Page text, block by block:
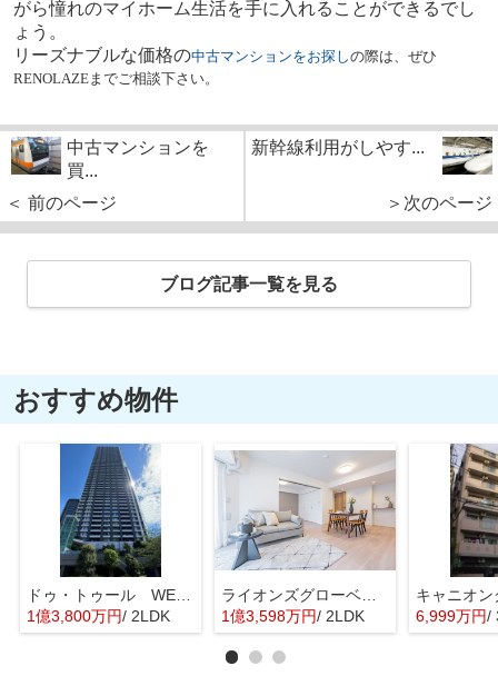
がら憧れのマイホーム生活を手に入れることができるでし
ょう。
リーズナブルな価格の中古マンションをお探しの際は、ぜひ
RENOLAZEまでご相談下さい。
中古マンションを
買...
＜ 前のページ
新幹線利用がしやす...
＞次のページ
ブログ記事一覧を見る
おすすめ物件
ドゥ・トゥール WEST
1億3,800万円/ 2LDK
ライオンズグローベル浅草雷門
1億3,598万円/ 2LDK 6,999万円/